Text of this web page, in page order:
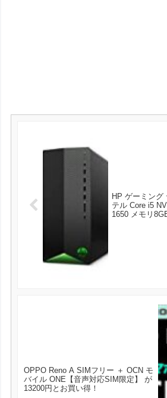
HP ゲーミング
テル Core i5
1650 メモリ
OPPO Reno A SIMフリー ＋ OCN モ
バイル ONE【音声対応SIM限定】 が
13200円とお買い得！